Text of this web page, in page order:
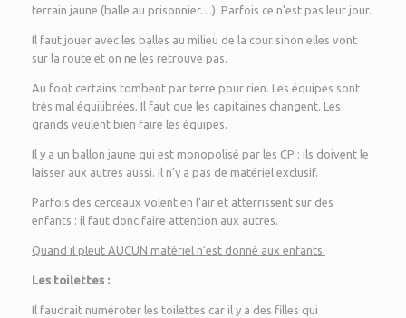
terrain jaune (balle au prisonnier…). Parfois ce n’est pas leur jour.
Il faut jouer avec les balles au milieu de la cour sinon elles vont
sur la route et on ne les retrouve pas.
Au foot certains tombent par terre pour rien. Les équipes sont
très mal équilibrées. Il faut que les capitaines changent. Les
grands veulent bien faire les équipes.
Il y a un ballon jaune qui est monopolisé par les CP : ils doivent le
laisser aux autres aussi. Il n’y a pas de matériel exclusif.
Parfois des cerceaux volent en l’air et atterrissent sur des
enfants : il faut donc faire attention aux autres.
Quand il pleut AUCUN matériel n’est donné aux enfants.
Les toilettes :
Il faudrait numéroter les toilettes car il y a des filles qui